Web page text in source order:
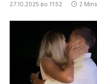
27.10.2025 во 11:52 2